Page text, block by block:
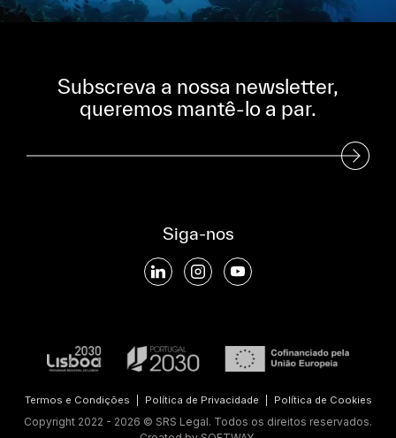
Subscreva a nossa newsletter,
queremos mantê-lo a par.
Subscreva a nossa Newsletter
Siga-nos
Termos e Condições Política de Privacidade Política de Cookies
Copyright 2022 - 2026 © SRS Legal. Todos os direitos reservados.